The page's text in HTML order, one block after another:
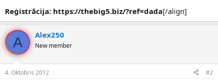
Reģistrācija: https://thebig5.biz/?ref=dada[/align]
A Alex250
New member
4. Oktobris 2012 #2